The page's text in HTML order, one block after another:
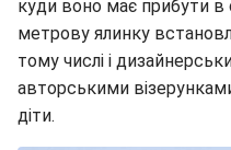
куди воно має прибути в
метрову ялинку
тому числі і
авторськими
діти.